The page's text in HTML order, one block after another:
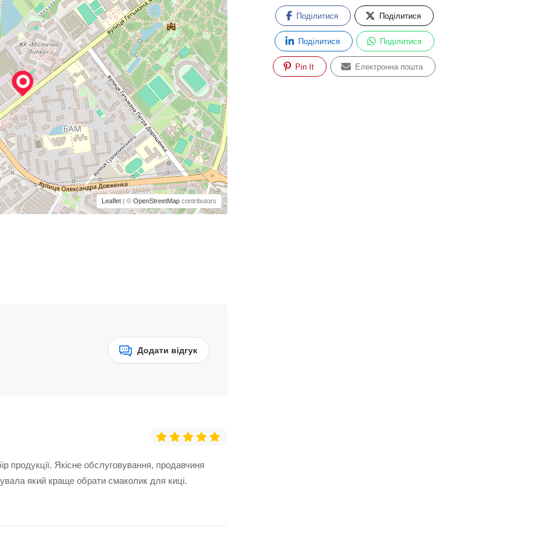
Leaflet| © OpenStreetMapcontributors
Додати відгук
продукції. Якісне обслуговування, продавчиня
який краще обрати смаколик для киці.
Поділитися Поділитися
Поділитися Поділитися
Pin It Електронна пошта